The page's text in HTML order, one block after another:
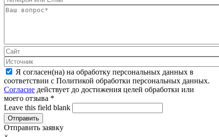
Я согласен(на) на обработку персональных данных в
соответствии с Политикой обработки персональных данных.
Согласие действует до достижения целей обработки или
моего отзыва *
Leave this field blank
Отправить заявку